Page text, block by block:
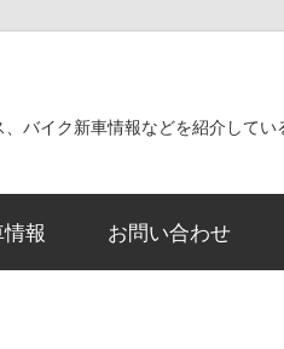
バイク新車情報などを紹介してい
報 お問い合わせ